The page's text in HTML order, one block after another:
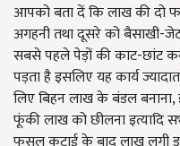
आपको बता दें कि लाख की दो
अगहनी तथा दूसरे को बैसाखी-
सबसे पहले पेड़ों की काट-छांट
पड़ता है इसलिए यह कार्य
लिए बिहन लाख के बंडल बनाना,
फूंकी लाख को छीलना इत्यादि